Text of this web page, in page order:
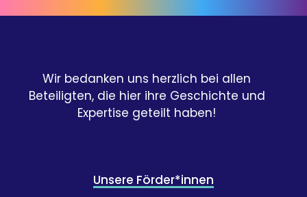
Wir bedanken uns herzlich bei allen
Beteiligten, die hier ihre Geschichte und
Expertise geteilt haben!
Unsere Förder*innen